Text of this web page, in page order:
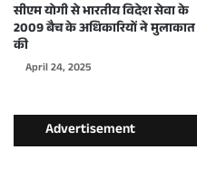
सीएम योगी से भारतीय विदेश सेवा के
2009 बैच के अधिकारियों ने मुलाकात
की
April 24, 2025
Advertisement